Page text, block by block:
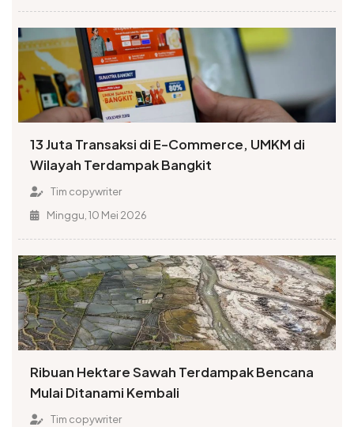
13 Juta Transaksi di E-Commerce, UMKM di
Wilayah Terdampak Bangkit
Tim copywriter
Minggu, 10 Mei 2026
Ribuan Hektare Sawah Terdampak Bencana
Mulai Ditanami Kembali
Tim copywriter